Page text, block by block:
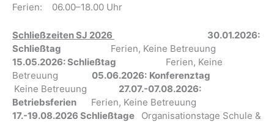
Ferien: 06.00–18.00 Uhr
Schließzeiten SJ 2026
30.01.2026:
Schließtag Ferien, Keine Betreuung
15.05.2026: Schließtag Ferien, Keine
Betreuung
05.06.2026: Konferenztag
Keine Betreuung
27.07.-07.08.2026:
Betriebsferien Ferien, Keine Betreuung
17.-19.08.2026 Schließtage
Organisationstage Schule &